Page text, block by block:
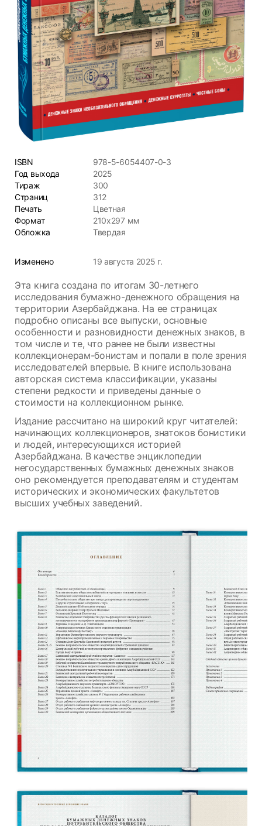
ISBN
978-5-6054407-0-3
Год выхода
2025
Тираж
300
Страниц
312
Печать
Цветная
Формат
210х297 мм
Обложка
Твердая
Изменено 19 августа 2025 г.
Эта книга создана по итогам 30-летнего
исследования бумажно-денежного обращения на
территории Азербайджана. На ее страницах
подробно описаны все выпуски, основные
особенности и разновидности денежных знаков, в
том числе и те, что ранее не были известны
коллекционерам-бонистам и попали в поле зрения
исследователей впервые. В книге использована
авторская система классификации, указаны
степени редкости и приведены данные о
стоимости на коллекционном рынке.
Издание рассчитано на широкий круг читателей:
начинающих коллекционеров, знатоков бонистики
и людей, интересующихся историей
Азербайджана. В качестве энциклопедии
негосударственных бумажных денежных знаков
оно рекомендуется преподавателям и студентам
исторических и экономических факультетов
высших учебных заведений.